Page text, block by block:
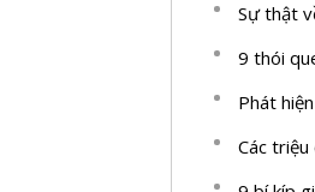
Sự thật
9 thói
Phát
Các